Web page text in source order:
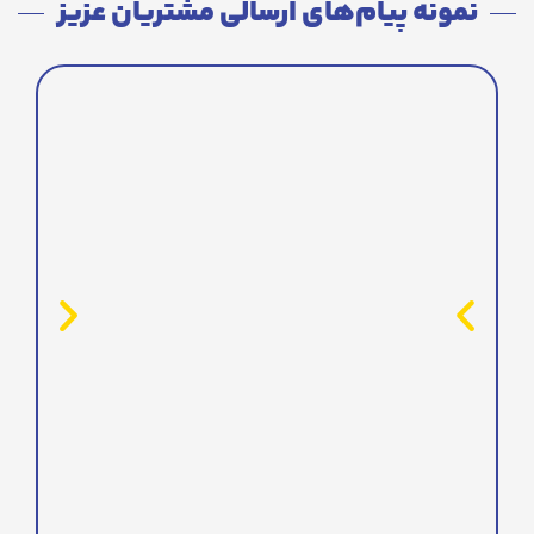
نمونه پیام‌های ارسالی مشتریان عزیز